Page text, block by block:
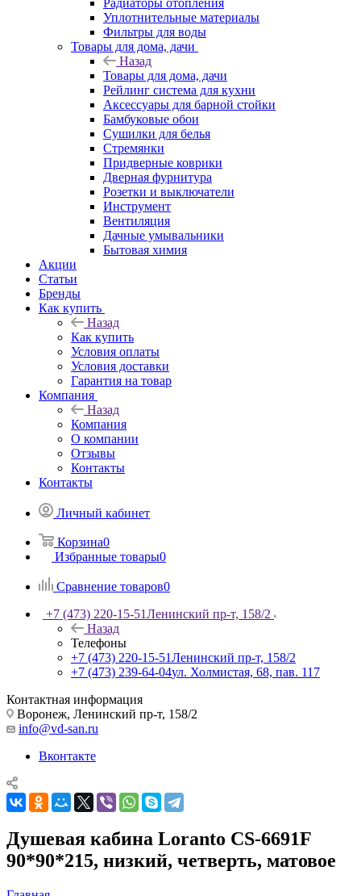
Радиаторы отопления
Уплотнительные материалы
Фильтры для воды
Товары для дома, дачи
Назад
Товары для дома, дачи
Рейлинг система для кухни
Аксессуары для барной стойки
Бамбуковые обои
Сушилки для белья
Стремянки
Придверные коврики
Дверная фурнитура
Розетки и выключатели
Инструмент
Вентиляция
Дачные умывальники
Бытовая химия
Акции
Статьи
Бренды
Как купить
Назад
Как купить
Условия оплаты
Условия доставки
Гарантия на товар
Компания
Назад
Компания
О компании
Отзывы
Контакты
Контакты
Личный кабинет
Корзина0
Избранные товары0
Сравнение товаров0
+7 (473) 220-15-51Ленинский пр-т, 158/2
Назад
Телефоны
+7 (473) 220-15-51Ленинский пр-т, 158/2
+7 (473) 239-64-04ул. Холмистая, 68, пав. 117
Контактная информация
Воронеж, Ленинский пр-т, 158/2
info@vd-san.ru
Вконтакте
Душевая кабина Loranto CS-6691F
90*90*215, низкий, четверть, матовое